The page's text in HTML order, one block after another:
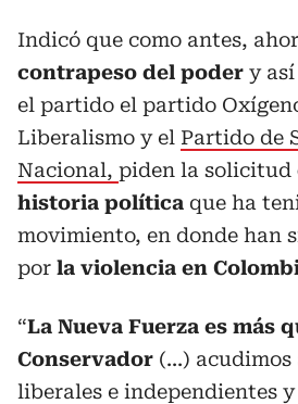
Indicó que como antes,
contrapeso del poder y
el partido el partido
Liberalismo y el Partido de
Nacional, piden la solicitud
historia política que ha
movimiento, en donde han
por la violencia en
“La Nueva Fuerza es más
Conservador (...) acudimos
liberales e independientes